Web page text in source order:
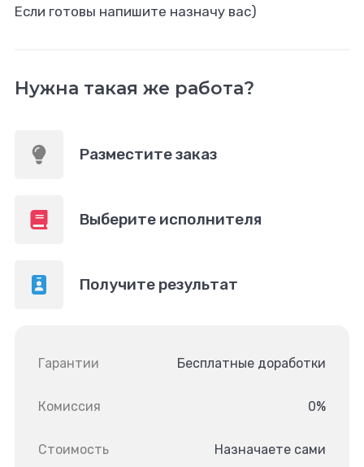
Если готовы напишите назначу вас)
Нужна такая же работа?
Разместите заказ
Выберите исполнителя
Получите результат
Гарантии Бесплатные доработки
Комиссия 0%
Стоимость Назначаете сами